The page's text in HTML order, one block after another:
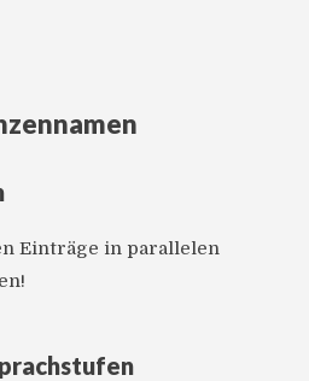
Einträge in parallelen